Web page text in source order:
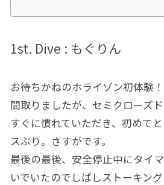
1st. Dive : もぐりん
お待ちかねのホライゾン初体験
間取りましたが、セミクローズ
すぐに慣れていただき、初めて
スぶり。さすがです。
最後の最後、安全停止中にタイ
いでいたのでしばしストーキン